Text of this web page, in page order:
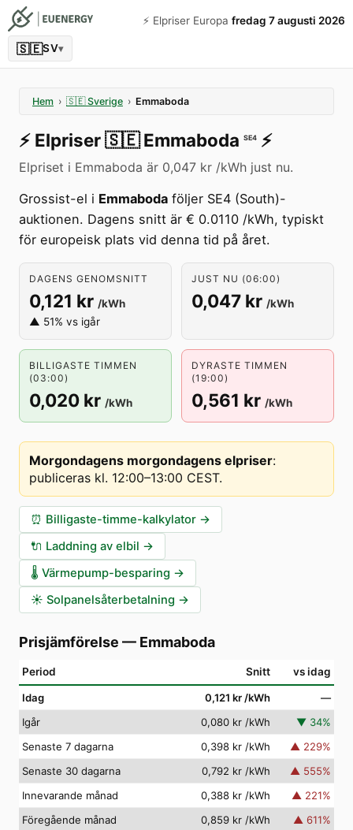
⚡️ Elpriser Europa fredag 7 augusti 2026
🇸🇪SV▾
Hem › 🇸🇪 Sverige › Emmaboda
⚡️ Elpriser🇸🇪 Emmaboda SE4 ⚡️
Elpriset i Emmaboda är 0,047 kr /kWh just nu.
Grossist-el i Emmaboda följer SE4 (South)-
auktionen. Dagens snitt är € 0.0110 /kWh, typiskt
för europeisk plats vid denna tid på året.
DAGENS GENOMSNITT
0,121 kr /kWh
▲ 51% vs igår
JUST NU (06:00)
0,047 kr /kWh
BILLIGASTE TIMMEN
(03:00)
0,020 kr /kWh
DYRASTE TIMMEN
(19:00)
0,561 kr /kWh
Morgondagens morgondagens elpriser:
publiceras kl. 12:00–13:00 CEST.
⏰ Billigaste-timme-kalkylator →
🔌 Laddning av elbil →
🌡️ Värmepump-besparing →
☀️ Solpanelsåterbetalning →
Prisjämförelse — Emmaboda
Period Snitt vs idag
Idag 0,121 kr /kWh
—
Igår
0,080 kr /kWh ▼ 34%
Senaste 7 dagarna
0,398 kr /kWh ▲ 229%
Senaste 30 dagarna
0,792 kr /kWh ▲ 555%
Innevarande månad
0,388 kr /kWh ▲ 221%
Föregående månad
0,859 kr /kWh ▲ 611%